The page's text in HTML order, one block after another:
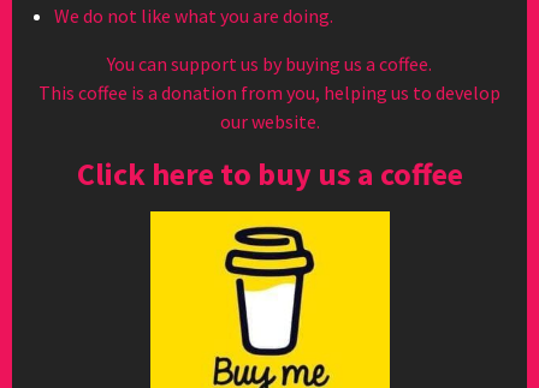
We do not like what you are doing.
You can support us by buying us a coffee.
This coffee is a donation from you, helping us to develop
our website.
Click here to buy us a coffee